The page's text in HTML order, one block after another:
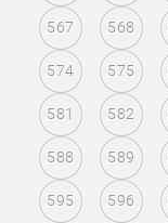
567 568
574 575
581 582
588 589
595 596